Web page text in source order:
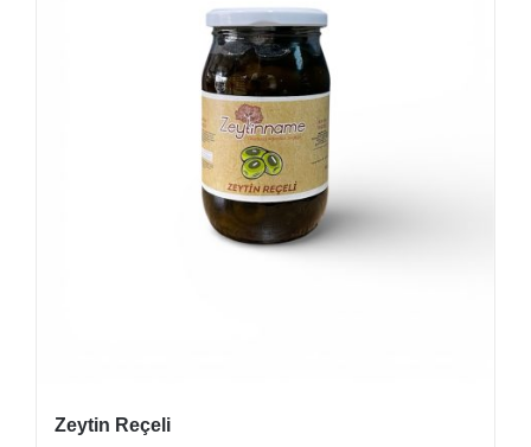
Zeytin Reçeli